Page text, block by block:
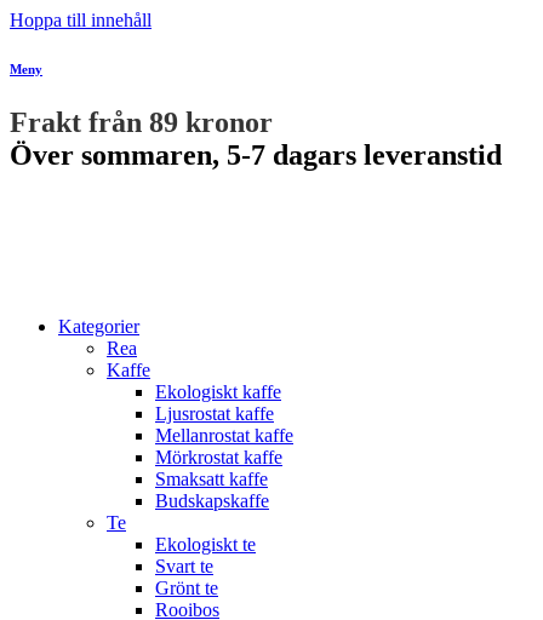
Hoppa till innehåll
Meny
Frakt från 89 kronor
Över sommaren, 5-7 dagars leveranstid
Kategorier
Rea
Kaffe
Ekologiskt kaffe
Ljusrostat kaffe
Mellanrostat kaffe
Mörkrostat kaffe
Smaksatt kaffe
Budskapskaffe
Te
Ekologiskt te
Svart te
Grönt te
Rooibos